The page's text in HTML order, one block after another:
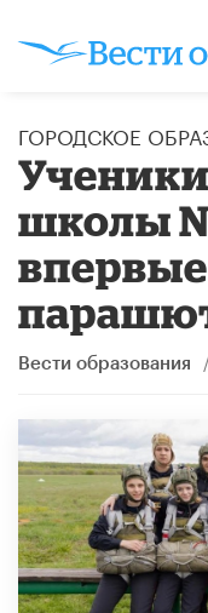
ГОРОДСКОЕ
школы
Вести образования /